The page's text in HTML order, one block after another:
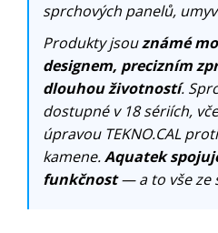
sprchových panelů,
Produkty jsouznámé
designem, precizním
dlouhou životností.
dostupné v 18 sériích,
úpravou TEKNO.CAL
kamene.Aquatek
funkčnost— a to vše ze